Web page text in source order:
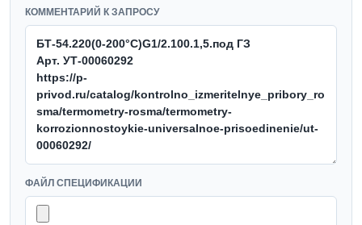
КОММЕНТАРИЙ К ЗАПРОСУ
ФАЙЛ СПЕЦИФИКАЦИИ